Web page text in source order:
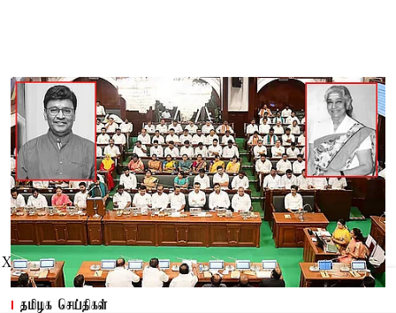
தமிழக செய்திகள்
X